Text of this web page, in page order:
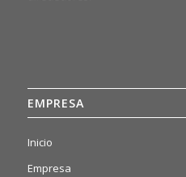
EMPRESA
Inicio
Empresa